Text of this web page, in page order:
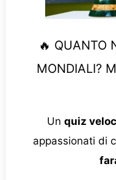
🔥 QUANTO
MONDIALI?
Un quiz
appassionati di